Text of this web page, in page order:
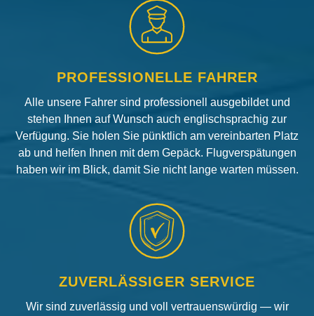
PROFESSIONELLE FAHRER
Alle unsere Fahrer sind professionell ausgebildet und
stehen Ihnen auf Wunsch auch englischsprachig zur
Verfügung. Sie holen Sie pünktlich am vereinbarten Platz
ab und helfen Ihnen mit dem Gepäck. Flugverspätungen
haben wir im Blick, damit Sie nicht lange warten müssen.
ZUVERLÄSSIGER SERVICE
Wir sind zuverlässig und voll vertrauenswürdig — wir